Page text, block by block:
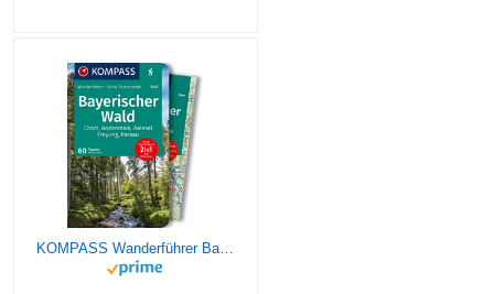
KOMPASS Wanderführer Bayerischer Wald, Cham, Bodenmais, Zwiesel, Freyung, Passau, 60 Touren: mit Extra-Tourenkarte, GPX-Daten zum Download